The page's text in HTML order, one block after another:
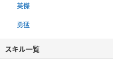
英傑
勇猛
スキル一覧